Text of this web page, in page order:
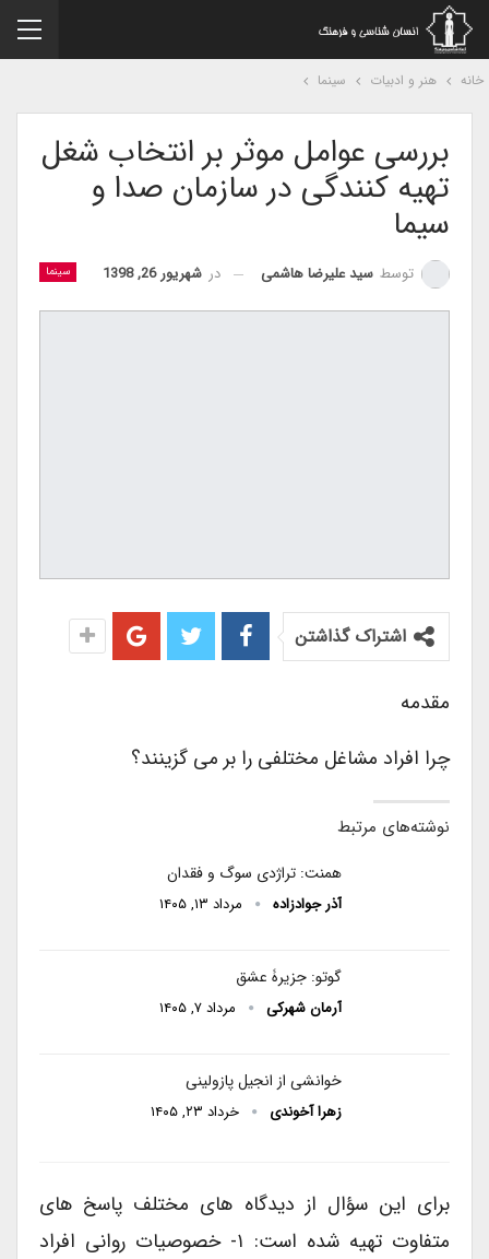
هنر و ادبیات سینما
بررسی عوامل موثر بر انتخاب شغل
تهیه کنندگی در سازمان صدا و
سیما
سینما توسطسید علیرضا هاشمی درشهریور 26, 1398
اشتراک گذاشتن
مقدمه
چرا افراد مشاغل مختلفی را بر می گزینند؟
نوشته‌های مرتبط
همنت: تراژدی سوگ و فقدان
آذر جوادزاده مرداد ۱۳, ۱۴۰۵
گوتو: جزیرۀ عشق
آرمان شهرکی مرداد ۷, ۱۴۰۵
خوانشی از انجیل پازولینی
زهرا آخوندی خرداد ۲۳, ۱۴۰۵
برای این سؤال از دیدگاه های مختلف پاسخ های
متفاوت تهیه شده است: ۱- خصوصیات روانی افراد